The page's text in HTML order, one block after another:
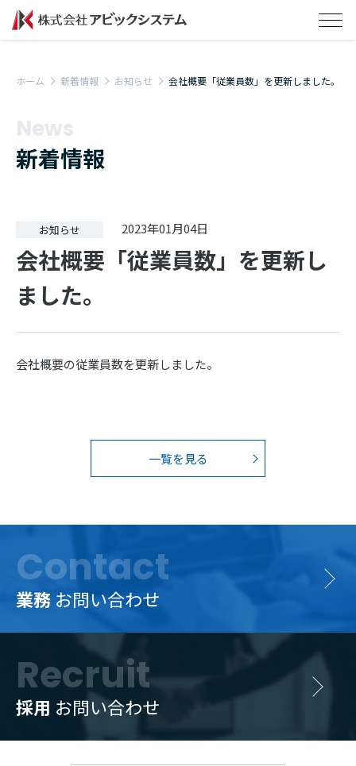
ホーム 新着情報 お知らせ 会社概要「従業員数」を更新しました。
News
新着情報
お知らせ 2023年01月04日
会社概要「従業員数」を更新し
ました。
会社概要の従業員数を更新しました。
一覧を見る
Contact
業務 お問い合わせ
Recruit
採用 お問い合わせ